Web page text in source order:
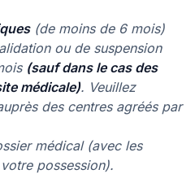
(de moins de 6 mois)
ou de suspension
(sauf dans le cas des
médicale). Veuillez
des centres agréés par
médical (avec les
possession).